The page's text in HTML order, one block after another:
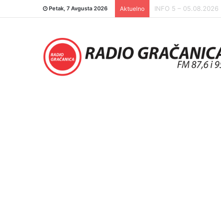
Petak, 7 Avgusta 2026 Aktuelno INFO 5 – 04.08.2026.